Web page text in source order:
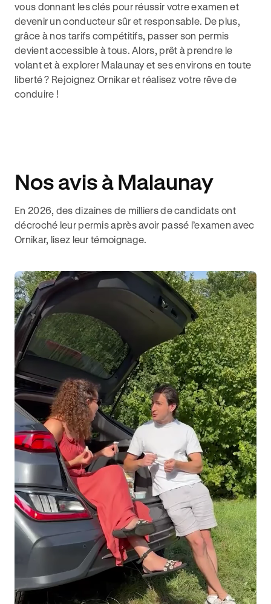
vous donnant les clés pour réussir votre examen et
devenir un conducteur sûr et responsable. De plus,
grâce à nos tarifs compétitifs, passer son permis
devient accessible à tous. Alors, prêt à prendre le
volant et à explorer Malaunay et ses environs en toute
liberté ? Rejoignez Ornikar et réalisez votre rêve de
conduire !
Nos avis à Malaunay
En 2026, des dizaines de milliers de candidats ont
décroché leur permis après avoir passé l’examen avec
Ornikar, lisez leur témoignage.